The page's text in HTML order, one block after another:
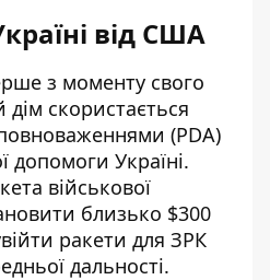
від США
з моменту свого
скористається
(PDA)
допомоги Україні.
військової
близько $300
ракети для ЗРК
дальності.